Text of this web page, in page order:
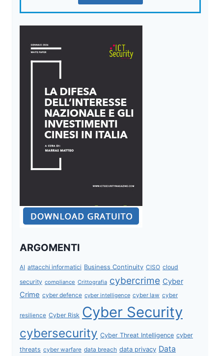
ARGOMENTI
AI attacchi informatici Business Continuity CISO cloud
security compliance Crittografia cybercrime Cyber
Crime cyber defence cyber intelligence cyber law cyber
resilience Cyber Risk Cyber Security
cybersecurity Cyber Threat Intelligence cyber
threats cyber warfare data breach data privacy Data